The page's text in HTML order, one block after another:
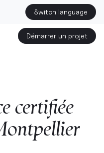
Switch language
Démarrer un projet
certifiée